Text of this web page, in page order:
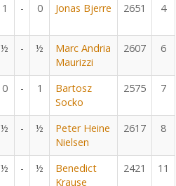
1 - 0 Jonas Bjerre 2651 4
½ - ½
Marc Andria
Maurizzi
2607 6
0 - 1
Bartosz
Socko
2575 7
½ - ½
Peter Heine
Nielsen
2617 8
½ - ½
Benedict
Krause
2421 11